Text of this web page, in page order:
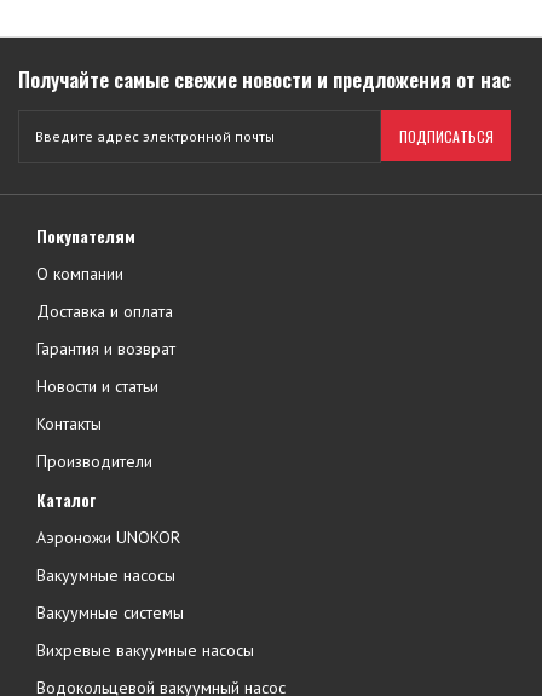
Получайте самые свежие новости и предложения от нас
ПОДПИСАТЬСЯ
Покупателям
О компании
Доставка и оплата
Гарантия и возврат
Новости и статьи
Контакты
Производители
Каталог
Аэроножи UNOKOR
Вакуумные насосы
Вакуумные системы
Вихревые вакуумные насосы
Водокольцевой вакуумный насос